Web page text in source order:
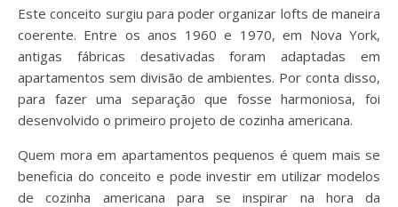
Este conceito surgiu para poder organizar lofts de maneira
coerente. Entre os anos 1960 e 1970, em Nova York,
antigas fábricas desativadas foram adaptadas em
apartamentos sem divisão de ambientes. Por conta disso,
para fazer uma separação que fosse harmoniosa, foi
desenvolvido o primeiro projeto de cozinha americana.
Quem mora em apartamentos pequenos é quem mais se
beneficia do conceito e pode investir em utilizar modelos
de cozinha americana para se inspirar na hora da